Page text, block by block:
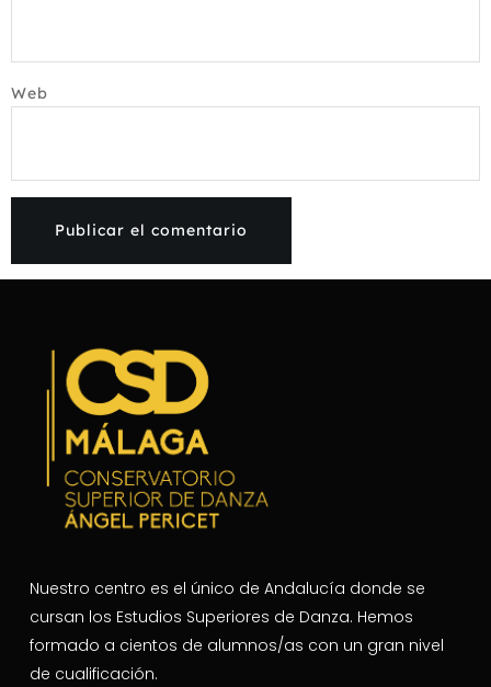
Web
Nuestro centro es el único de Andalucía donde se
cursan los Estudios Superiores de Danza. Hemos
formado a cientos de alumnos/as con un gran nivel
de cualificación.